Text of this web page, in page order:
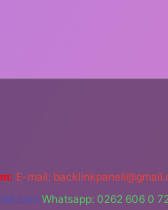
E-mail:
Whatsapp: 0262 606 0